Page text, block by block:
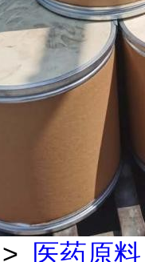
>
医药原料